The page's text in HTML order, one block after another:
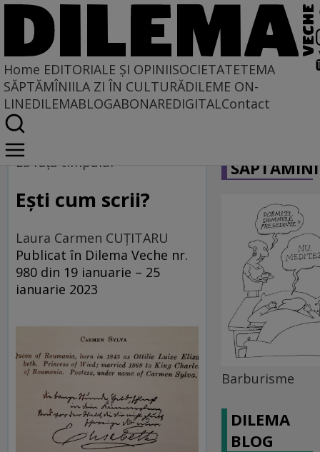
Home EDITORIALE ȘI OPINIISOCIETATETEMA
SĂPTĂMÎNIILA ZI ÎN CULTURĂDILEME ON-
LINEDILEMABLOGABONAREDIGITALContact
Home
La fața timpului
La fața timpului
Ești cum scrii?
Laura Carmen CUȚITARU
Publicat în Dilema Veche nr.
980 din 19 ianuarie – 25
ianuarie 2023
Barburisme
DILEMA
BLOG